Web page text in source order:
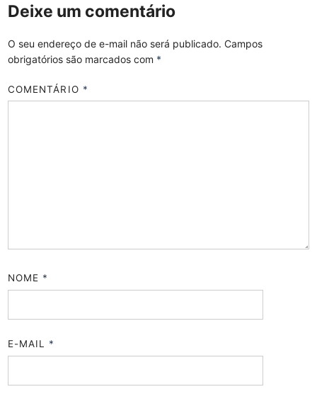
Deixe um comentário
O seu endereço de e-mail não será publicado. Campos
obrigatórios são marcados com *
COMENTÁRIO *
NOME *
E-MAIL *